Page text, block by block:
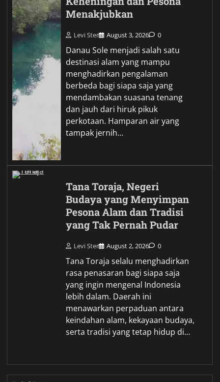
Menakjubkan
Levi Ster August 3, 2026 0
Danau Sole menjadi salah satu
destinasi alam yang mampu
menghadirkan pengalaman
berbeda bagi siapa saja yang
mendambakan suasana tenang
dan jauh dari hiruk pikuk
perkotaan. Hamparan air yang
tampak jernih…
Tana Toraja, Negeri
Budaya yang Menyimpan
Pesona Alam dan Tradisi
yang Tak Pernah Pudar
Levi Ster August 2, 2026 0
Tana Toraja selalu menghadirkan
rasa penasaran bagi siapa saja
yang ingin mengenal Indonesia
lebih dalam. Daerah ini
menawarkan perpaduan antara
keindahan alam, kekayaan budaya,
serta tradisi yang tetap hidup di…